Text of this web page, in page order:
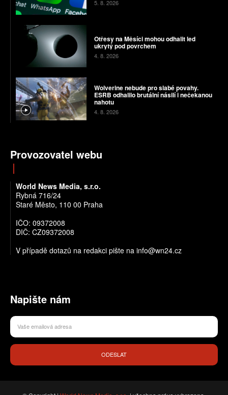
5. 8. 2026
Otřesy na Měsíci mohou odhalit led
ukrytý pod povrchem
4. 8. 2026
Wolverine nebude pro slabé povahy.
ESRB odhalilo brutální násilí i nečekanou
nahotu
4. 8. 2026
Provozovatel webu
World News Media, s.r.o.
Rybná 716/24
Staré Město, 110 00 Praha
IČO: 09372008
DIČ: CZ09372008
V případě dotazů na redakci pište na info@wn24.cz
Napište nám
ODESLAT